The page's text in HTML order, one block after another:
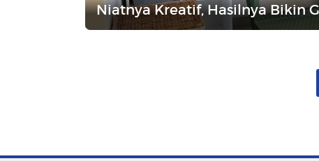
Niatnya Kreatif, Hasilnya Bikin